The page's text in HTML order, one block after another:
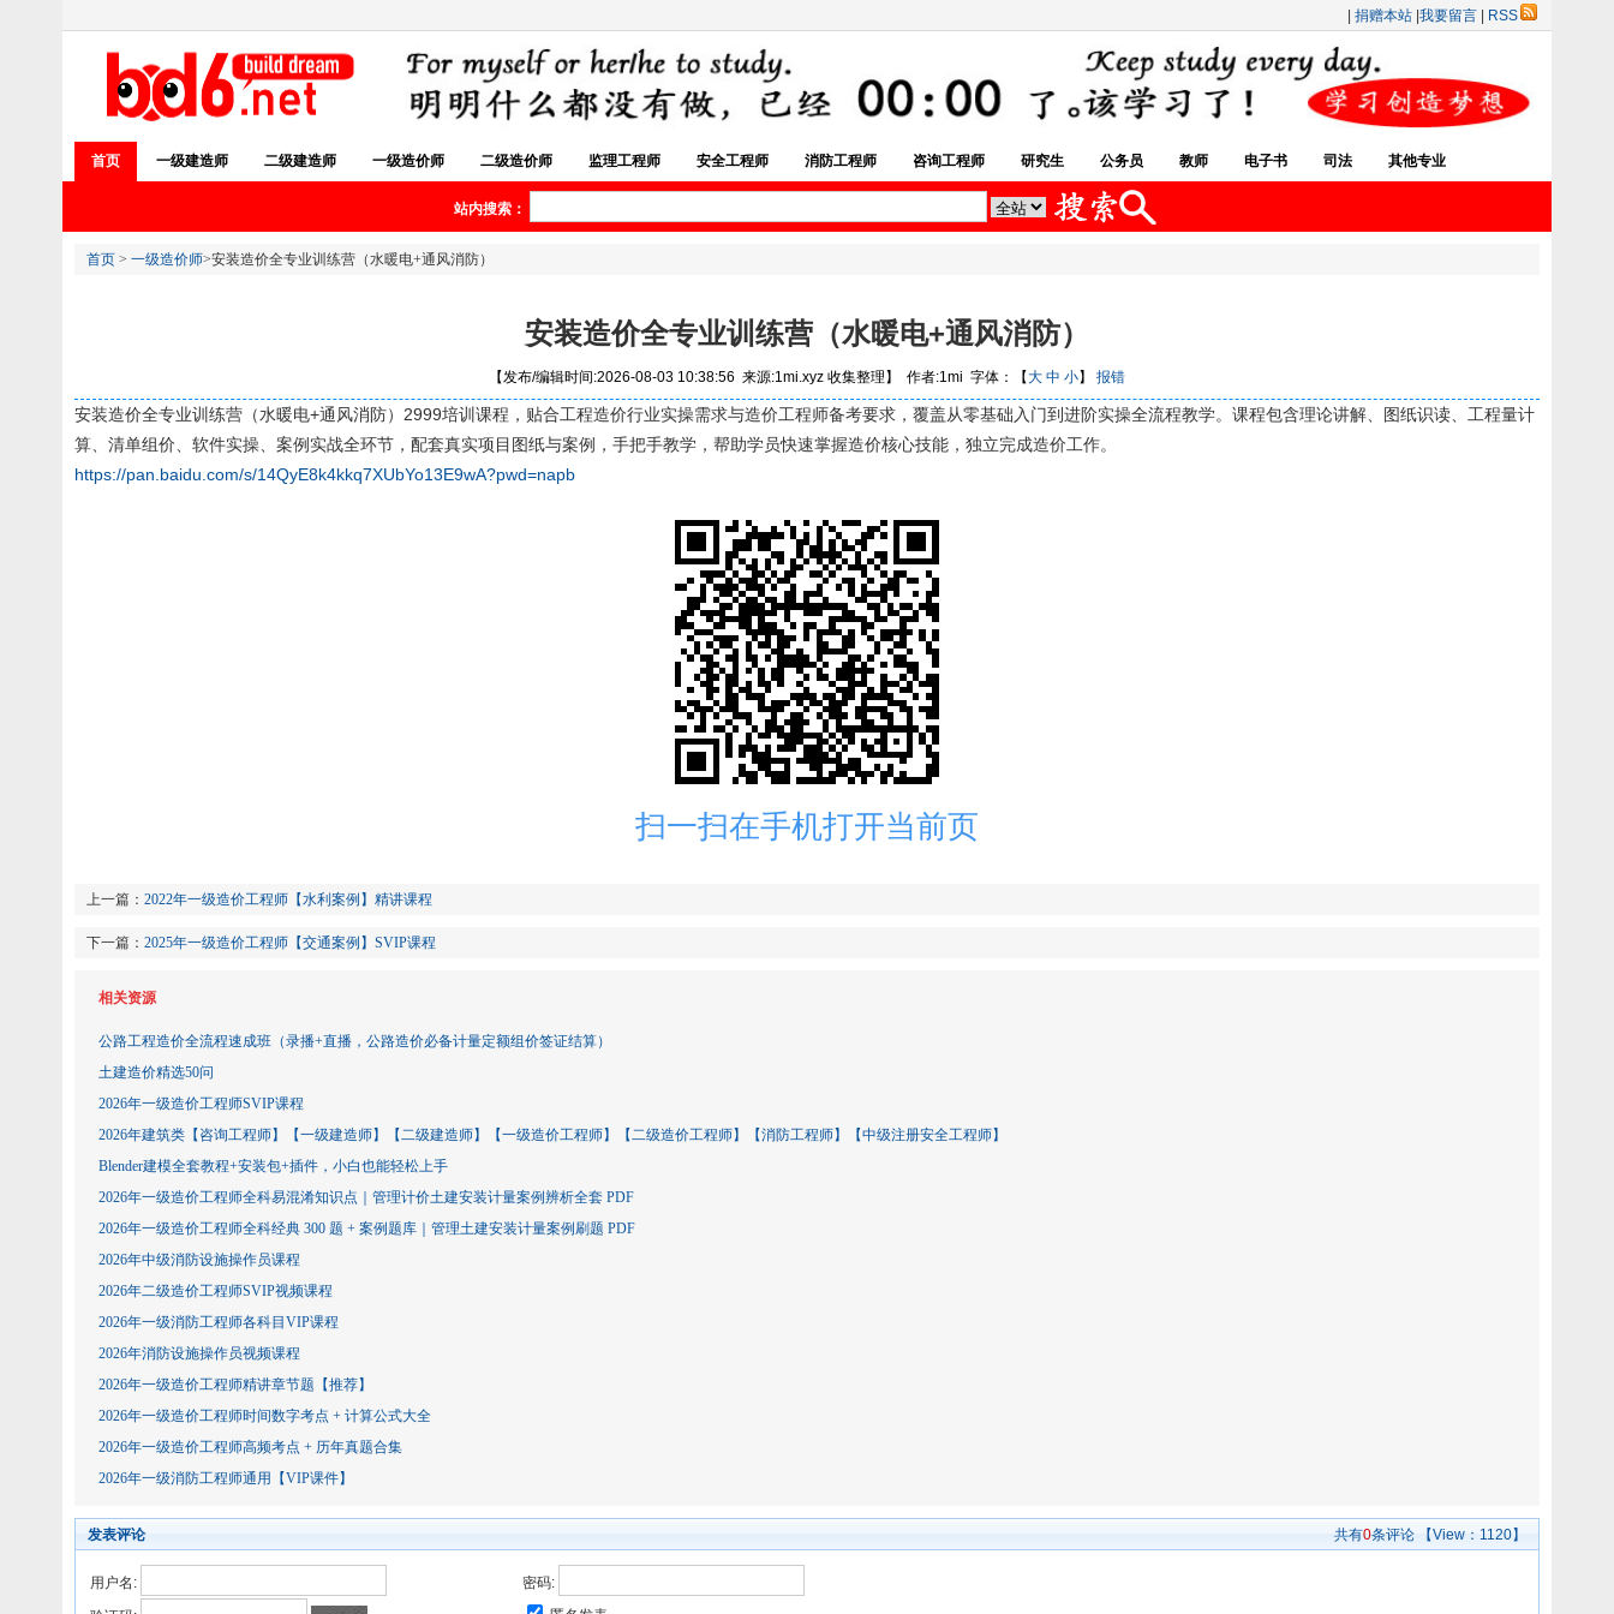
捐赠本站 我要留言 RSS
首页 一级建造师 二级建造师 一级造价师 二级造价师 监理工程师 安全工程师 消防工程师 咨询工程师 研究生 公务员 教师 电子书 司法 其他专业
站内搜索：
首页 > 一级造价师>安装造价全专业训练营（水暖电+通风消防）
安装造价全专业训练营（水暖电+通风消防）
【发布/编辑时间:2026-08-03 10:38:56 来源:1mi.xyz 收集整理】 作者:1mi 字体：【大 中 小】 报错
安装造价全专业训练营（水暖电+通风消防）2999培训课程，贴合工程造价行业实操需求与造价工程师备考要求，覆盖从零基础入门到进阶实操全流程教学。课程包含理论讲解、图纸识读、工程量计
算、清单组价、软件实操、案例实战全环节，配套真实项目图纸与案例，手把手教学，帮助学员快速掌握造价核心技能，独立完成造价工作。
https://pan.baidu.com/s/14QyE8k4kkq7XUbYo13E9wA?pwd=napb
扫一扫在手机打开当前页
上一篇： 2022年一级造价工程师【水利案例】精讲课程
下一篇： 2025年一级造价工程师【交通案例】SVIP课程
相关资源
公路工程造价全流程速成班（录播+直播，公路造价必备计量定额组价签证结算）
土建造价精选50问
2026年一级造价工程师SVIP课程
2026年建筑类【咨询工程师】【一级建造师】【二级建造师】【一级造价工程师】【二级造价工程师】【消防工程师】【中级注册安全工程师】
Blender建模全套教程+安装包+插件，小白也能轻松上手
2026年一级造价工程师全科易混淆知识点｜管理计价土建安装计量案例辨析全套 PDF
2026年一级造价工程师全科经典 300 题 + 案例题库｜管理土建安装计量案例刷题 PDF
2026年中级消防设施操作员课程
2026年二级造价工程师SVIP视频课程
2026年一级消防工程师各科目VIP课程
2026年消防设施操作员视频课程
2026年一级造价工程师精讲章节题【推荐】
2026年一级造价工程师时间数字考点 + 计算公式大全
2026年一级造价工程师高频考点 + 历年真题合集
2026年一级消防工程师通用【VIP课件】
发表评论 共有0条评论 【View： 1120】
用户名:
密码: